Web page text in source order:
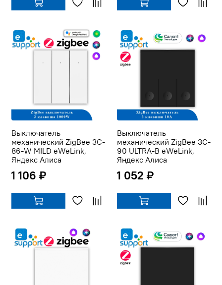
Выключатель
механический ZigBee 3C-
86-W MILD eWeLink,
Яндекс Алиса
1 106 ₽
Выключатель
механический ZigBee 3C-
90 ULTRA-B eWeLink,
Яндекс Алиса
1 052 ₽